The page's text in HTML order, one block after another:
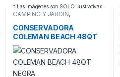
* Las imágenes son SOLO ilustrativas
CAMPING Y JARDIN,
CONSERVADORA
COLEMAN BEACH 48QT
NEGRA